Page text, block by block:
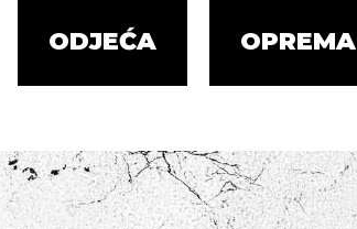
ODJEĆA OPREMA